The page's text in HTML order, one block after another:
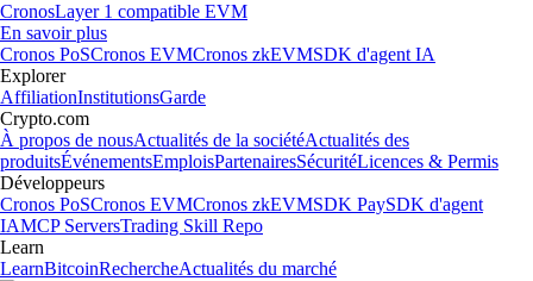
CronosLayer 1 compatible EVM
En savoir plus
Cronos PoSCronos EVMCronos zkEVMSDK d'agent IA
Explorer
AffiliationInstitutionsGarde
Crypto.com
À propos de nousActualités de la sociétéActualités des
produitsÉvénementsEmploisPartenairesSécuritéLicences & Permis
Développeurs
Cronos PoSCronos EVMCronos zkEVMSDK PaySDK d'agent
IAMCP ServersTrading Skill Repo
Learn
LearnBitcoinRechercheActualités du marché